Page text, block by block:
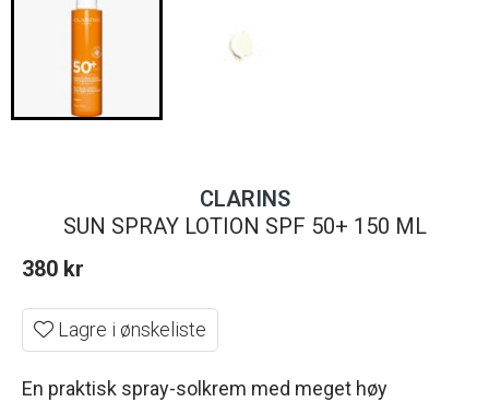
CLARINS
SUN SPRAY LOTION SPF 50+ 150 ML
380 kr
Lagre i ønskeliste
En praktisk spray-solkrem med meget høy